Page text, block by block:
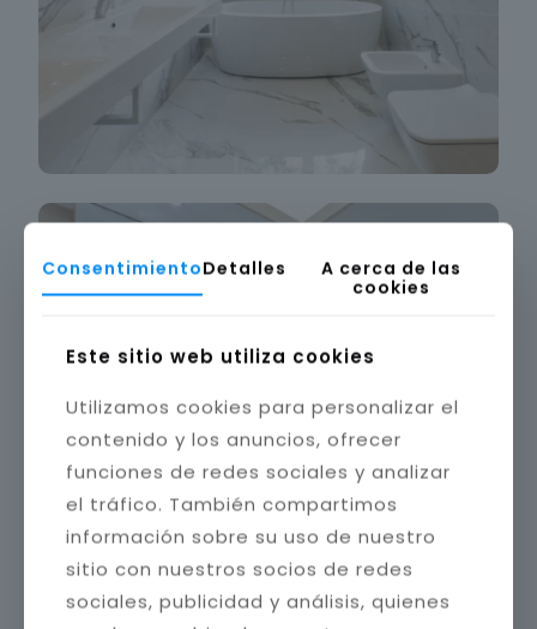
ConsentimientoDetalles
A cerca de las
cookies
Este sitio web utiliza cookies
Utilizamos cookies para personalizar el
contenido y los anuncios, ofrecer
funciones de redes sociales y analizar
el tráfico. También compartimos
información sobre su uso de nuestro
sitio con nuestros socios de redes
sociales, publicidad y análisis, quienes